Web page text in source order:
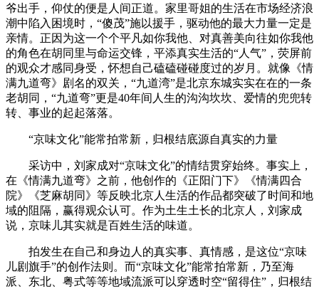
爷出手，仰仗的便是人间正道。家里哥姐的生活在市场经济浪
潮中陷入困境时，“傻茂”施以援手，驱动他的最大力量一定是
亲情。正因为这一个个平凡如你我他、对真善美向往如你我他
的角色在胡同里与命运交锋，平添真实生活的“人气”，荧屏前
的观众才感同身受，怀想自己磕磕碰碰度过的岁月。就像《情
满九道弯》剧名的双关，“九道湾”是北京东城实实在在的一条
老胡同，“九道弯”更是40年间人生的沟沟坎坎、爱情的兜兜转
转、事业的起起落落。
“京味文化”能常拍常新，归根结底源自真实的力量
采访中，刘家成对“京味文化”的情结贯穿始终。事实上，
在《情满九道弯》之前，他创作的《正阳门下》《情满四合
院》《芝麻胡同》等反映北京人生活的作品都突破了时间和地
域的阻隔，赢得观众认可。作为土生土长的北京人，刘家成
说，京味儿其实就是百姓生活的味道。
拍发生在自己和身边人的真实事、真情感，是这位“京味
儿剧旗手”的创作法则。而“京味文化”能常拍常新，乃至海
派、东北、粤式等等地域流派可以穿透时空“留得住”，归根结